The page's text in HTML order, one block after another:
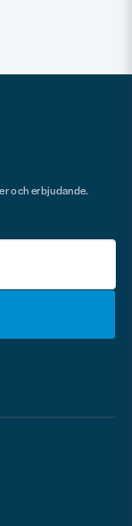
och erbjudande.